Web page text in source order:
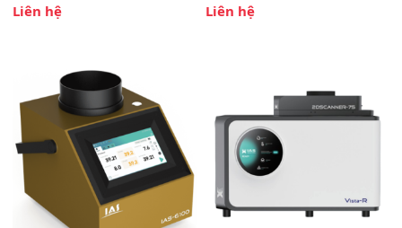
Thiết bị linh hoạt cho nhiều kịch
trực tiếp ngoài đồng ruộng.
Liên hệ
tăng cường và đã qua kiểm tra áp
ROI cho doanh nghiệp.
Liên hệ